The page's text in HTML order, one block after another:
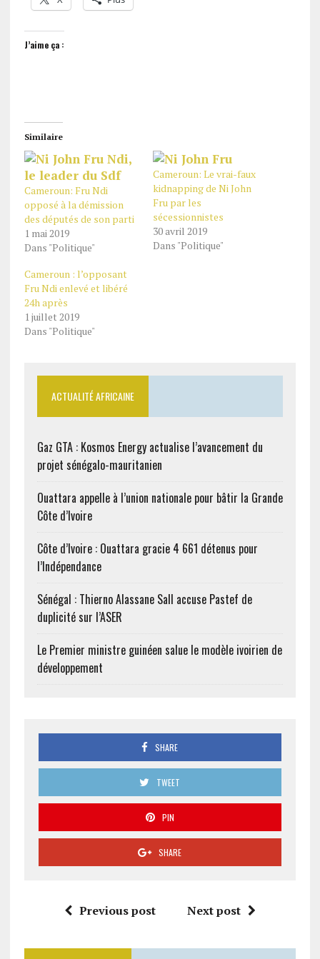
J’aime ça :
Similaire
Cameroun: Fru Ndi
opposé à la démission
des députés de son parti
1 mai 2019
Dans "Politique"
Cameroun: Le vrai-faux
kidnapping de Ni John
Fru par les
sécessionnistes
30 avril 2019
Dans "Politique"
Cameroun : l’opposant
Fru Ndi enlevé et libéré
24h après
1 juillet 2019
Dans "Politique"
ACTUALITÉ AFRICAINE
Gaz GTA : Kosmos Energy actualise l’avancement du
projet sénégalo-mauritanien
Ouattara appelle à l’union nationale pour bâtir la Grande
Côte d’Ivoire
Côte d’Ivoire : Ouattara gracie 4 661 détenus pour
l’Indépendance
Sénégal : Thierno Alassane Sall accuse Pastef de
duplicité sur l’ASER
Le Premier ministre guinéen salue le modèle ivoirien de
développement
SHARE
TWEET
PIN
SHARE
Previous post Next post